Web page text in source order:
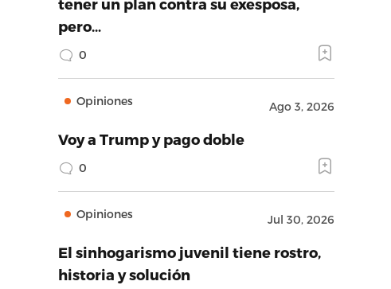
tener un plan contra su exesposa,
pero…
0
Opiniones Ago 3, 2026
Voy a Trump y pago doble
0
Opiniones Jul 30, 2026
El sinhogarismo juvenil tiene rostro,
historia y solución